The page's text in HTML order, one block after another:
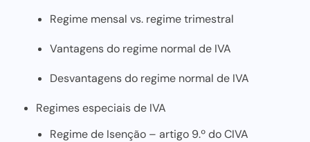
Regime mensal vs. regime trimestral
Vantagens do regime normal de IVA
Desvantagens do regime normal de IVA
Regimes especiais de IVA
Regime de Isenção – artigo 9.º do CIVA